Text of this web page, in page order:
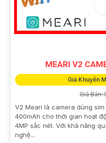
MEARI V2
Giá Khuyến
Giá Bán:
V2 Meari là camera dùng
400mAh cho thời gian hoạt
4MP sắc nét. Với khả năng
nghệ...